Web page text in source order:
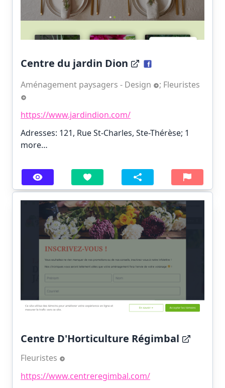
Centre du jardin Dion
Aménagement paysagers - Design ; Fleuristes
https://www.jardindion.com/
Adresses: 121, Rue St-Charles, Ste-Thérèse; 1
more…
Centre D'Horticulture Régimbal
Fleuristes
https://www.centreregimbal.com/